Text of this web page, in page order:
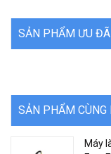
SẢN PHẨM ƯU
SẢN PHẨM CÙNG
Máy